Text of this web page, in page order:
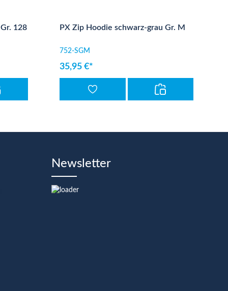
128 PX Zip Hoodie schwarz-grau Gr. M
752-SGM
35,95 €*
Newsletter